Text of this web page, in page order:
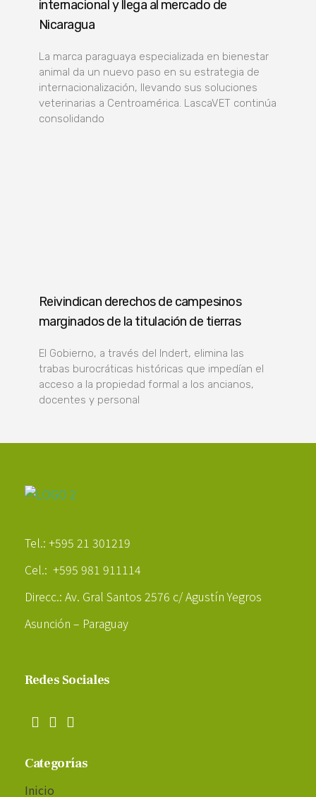
internacional y llega al mercado de
Nicaragua
La marca paraguaya especializada en bienestar
animal da un nuevo paso en su estrategia de
internacionalización, llevando sus soluciones
veterinarias a Centroamérica. LascaVET continúa
consolidando
Reivindican derechos de campesinos
marginados de la titulación de tierras
El Gobierno, a través del Indert, elimina las
trabas burocráticas históricas que impedían el
acceso a la propiedad formal a los ancianos,
docentes y personal
Tel.: +595 21 301219
Cel.: +595 981 911114
Direcc.: Av. Gral Santos 2576 c/ Agustín Yegros
Asunción – Paraguay
Redes Sociales
Categorías
Inicio